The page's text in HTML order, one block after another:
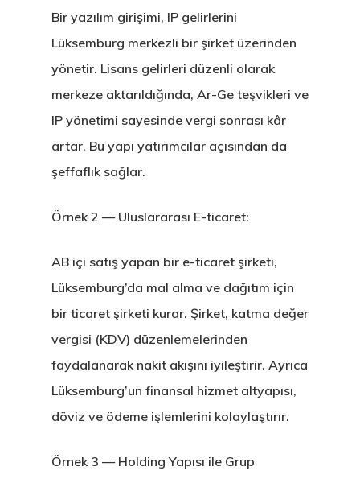
Bir yazılım girişimi, IP gelirlerini
Lüksemburg merkezli bir şirket üzerinden
yönetir. Lisans gelirleri düzenli olarak
merkeze aktarıldığında, Ar-Ge teşvikleri ve
IP yönetimi sayesinde vergi sonrası kâr
artar. Bu yapı yatırımcılar açısından da
şeffaflık sağlar.
Örnek 2 — Uluslararası E-ticaret:
AB içi satış yapan bir e-ticaret şirketi,
Lüksemburg’da mal alma ve dağıtım için
bir ticaret şirketi kurar. Şirket, katma değer
vergisi (KDV) düzenlemelerinden
faydalanarak nakit akışını iyileştirir. Ayrıca
Lüksemburg’un finansal hizmet altyapısı,
döviz ve ödeme işlemlerini kolaylaştırır.
Örnek 3 — Holding Yapısı ile Grup
Oturma Ve
Çalışma İzni
Danışan
Talebi
Estonya
Programı
Estonya Blog
Estonya
Kuruluşu
Estonya
Vize Programı